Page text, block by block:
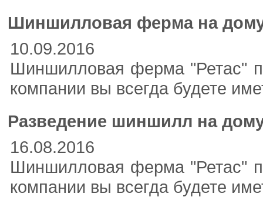
Шиншилловая ферма на
10.09.2016
Шиншилловая ферма "Ретас"
компании вы всегда будете
Разведение шиншилл на
16.08.2016
Шиншилловая ферма "Ретас"
компании вы всегда будете